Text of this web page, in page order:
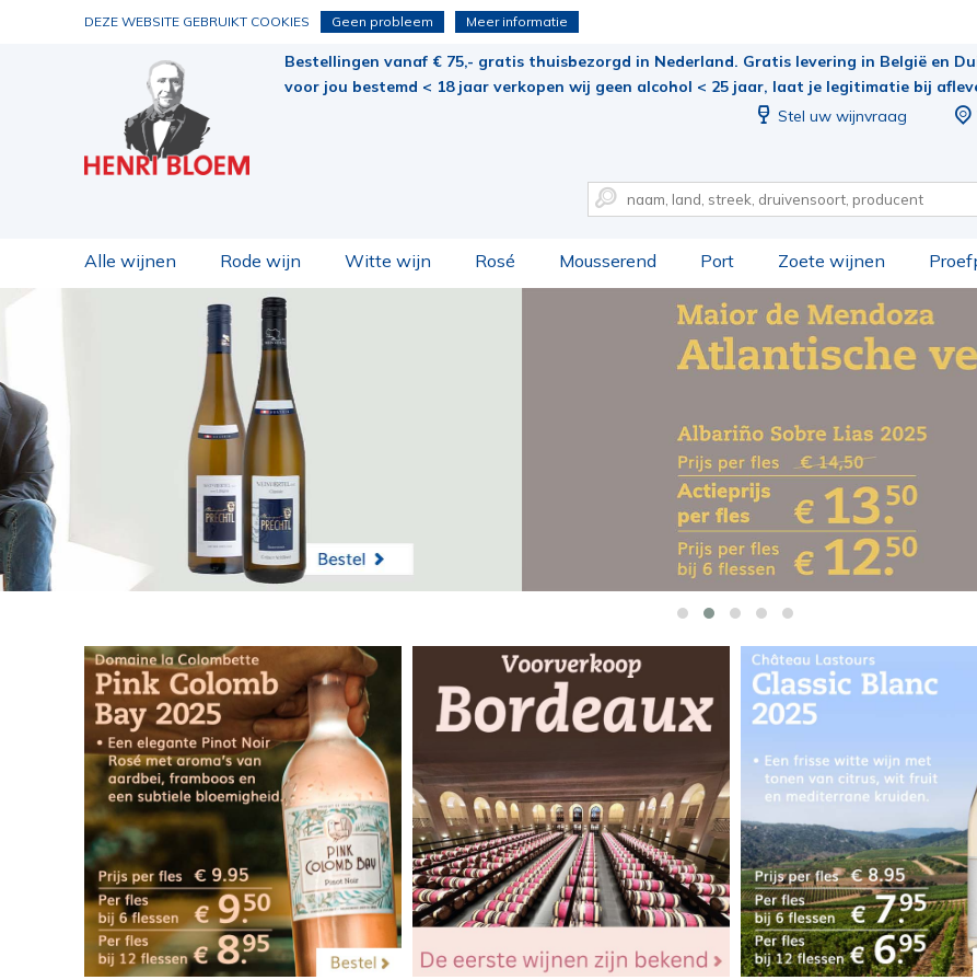
DEZE WEBSITE GEBRUIKT COOKIES Geen probleem Meer informatie
Bestellingen vanaf € 75,- gratis thuisbezorgd in Nederland. Gratis levering in België en
voor jou bestemd < 18 jaar verkopen wij geen alcohol < 25 jaar, laat je legitimatie bij
Stel uw wijnvraag
Alle wijnen Rode wijn Witte wijn Rosé Mousserend Port Zoete wijnen